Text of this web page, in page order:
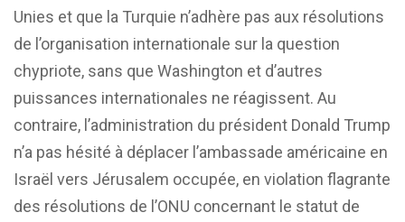
Unies et que la Turquie n’adhère pas aux résolutions
de l’organisation internationale sur la question
chypriote, sans que Washington et d’autres
puissances internationales ne réagissent. Au
contraire, l’administration du président Donald Trump
n’a pas hésité à déplacer l’ambassade américaine en
Israël vers Jérusalem occupée, en violation flagrante
des résolutions de l’ONU concernant le statut de